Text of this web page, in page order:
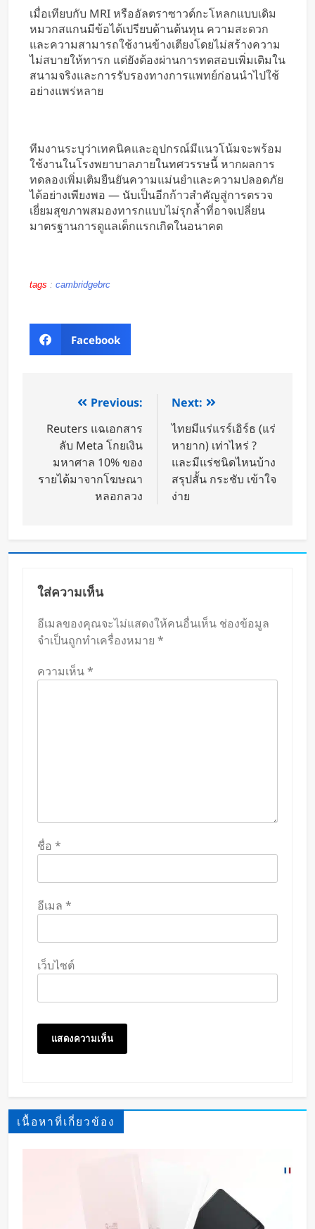
เมื่อเทียบกับ MRI หรืออัลตราซาวด์กะโหลกแบบเดิม
หมวกสแกนมีข้อได้เปรียบด้านต้นทุน ความสะดวก
และความสามารถใช้งานข้างเตียงโดยไม่สร้างความ
ไม่สบายให้ทารก แต่ยังต้องผ่านการทดสอบเพิ่มเติมใน
สนามจริงและการรับรองทางการแพทย์ก่อนนำไปใช้
อย่างแพร่หลาย
ทีมงานระบุว่าเทคนิคและอุปกรณ์มีแนวโน้มจะพร้อม
ใช้งานในโรงพยาบาลภายในทศวรรษนี้ หากผลการ
ทดลองเพิ่มเติมยืนยันความแม่นยำและความปลอดภัย
ได้อย่างเพียงพอ — นับเป็นอีกก้าวสำคัญสู่การตรวจ
เยี่ยมสุขภาพสมองทารกแบบไม่รุกล้ำที่อาจเปลี่ยน
มาตรฐานการดูแลเด็กแรกเกิดในอนาคต
tags : cambridgebrc
Facebook
Previous:
Reuters แฉเอกสาร
ลับ Meta โกยเงิน
มหาศาล 10% ของ
รายได้มาจากโฆษณา
หลอกลวง
Next:
ไทยมีแร่แรร์เอิร์ธ (แร่
หายาก) เท่าไหร่ ?
และมีแร่ชนิดไหนบ้าง
สรุปสั้น กระชับ เข้าใจ
ง่าย
ใส่ความเห็น
อีเมลของคุณจะไม่แสดงให้คนอื่นเห็น ช่องข้อมูล
จำเป็นถูกทำเครื่องหมาย *
ความเห็น*
ชื่อ *
อีเมล *
เว็บไซต์
เนื้อหาที่เกี่ยวข้อง